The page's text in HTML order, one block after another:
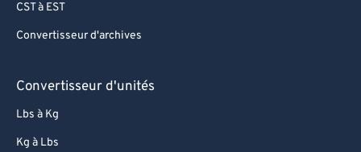
CST à EST
Convertisseur d'archives
Convertisseur d'unités
Lbs à Kg
Kg à Lbs